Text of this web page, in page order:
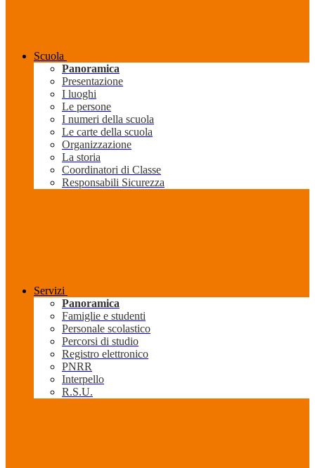
Scuola
Panoramica
Presentazione
I luoghi
Le persone
I numeri della scuola
Le carte della scuola
Organizzazione
La storia
Coordinatori di Classe
Responsabili Sicurezza
Servizi
Panoramica
Famiglie e studenti
Personale scolastico
Percorsi di studio
Registro elettronico
PNRR
Interpello
R.S.U.